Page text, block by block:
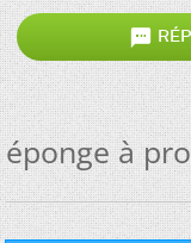

éponge à